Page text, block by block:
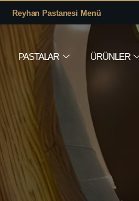
Reyhan Pastanesi Menü
PASTALAR ÜRÜNLER